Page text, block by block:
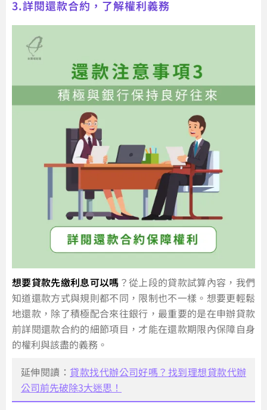
3.詳閱還款合約，了解權利義務
想要貸款先繳利息可以嗎 ？從上段的貸款試算內容，我們
知道還款方式與規則都不同，限制也不一樣。想要更輕鬆
地還款，除了積極配合來往銀行，最重要的是在申辦貸款
前詳閱還款合約的細節項目，才能在還款期限內保障自身
的權利與該盡的義務。
延伸閱讀： 貸款找代辦公司好嗎？找到理想貸款代辦
公司前先破除3大迷思！